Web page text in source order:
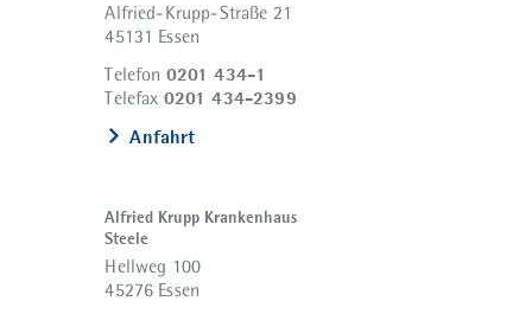
Alfried-Krupp-Straße 21
45131 Essen
Telefon 0201 434-1
Telefax 0201 434-2399
Anfahrt
Alfried Krupp Krankenhaus
Steele
Hellweg 100
45276 Essen